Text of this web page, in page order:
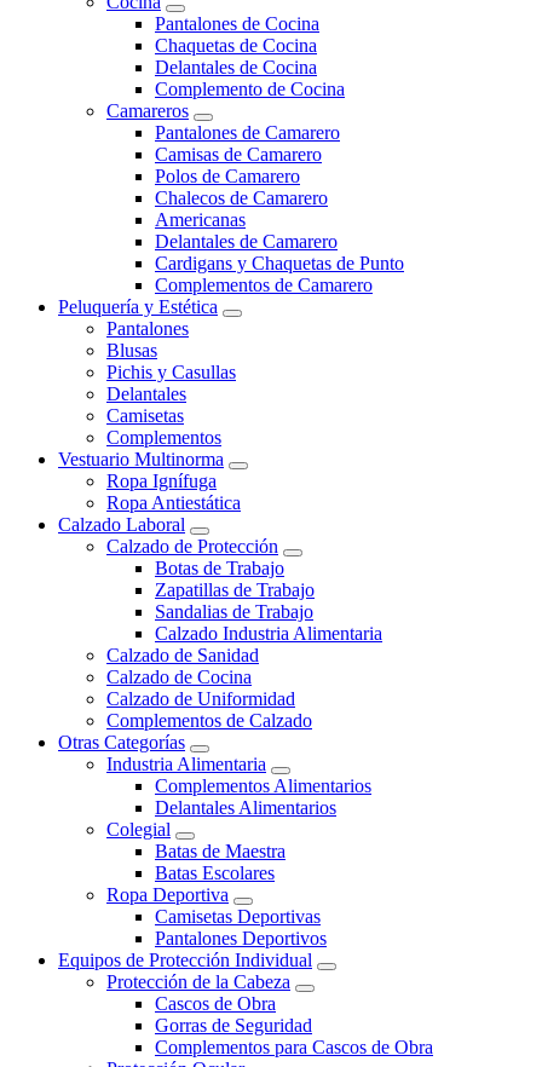
Pantalones de Cocina
Chaquetas de Cocina
Delantales de Cocina
Complemento de Cocina
Camareros
Pantalones de Camarero
Camisas de Camarero
Polos de Camarero
Chalecos de Camarero
Americanas
Delantales de Camarero
Cardigans y Chaquetas de Punto
Complementos de Camarero
Peluquería y Estética
Pantalones
Blusas
Pichis y Casullas
Delantales
Camisetas
Complementos
Vestuario Multinorma
Ropa Ignífuga
Ropa Antiestática
Calzado Laboral
Calzado de Protección
Botas de Trabajo
Zapatillas de Trabajo
Sandalias de Trabajo
Calzado Industria Alimentaria
Calzado de Sanidad
Calzado de Cocina
Calzado de Uniformidad
Complementos de Calzado
Otras Categorías
Industria Alimentaria
Complementos Alimentarios
Delantales Alimentarios
Colegial
Batas de Maestra
Batas Escolares
Ropa Deportiva
Camisetas Deportivas
Pantalones Deportivos
Equipos de Protección Individual
Protección de la Cabeza
Cascos de Obra
Gorras de Seguridad
Complementos para Cascos de Obra